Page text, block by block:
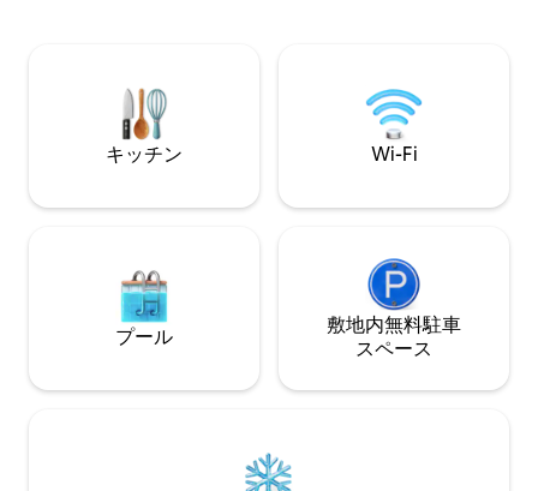
方のヴィラ・カス
ださい...
キッチン Wi-Fi
プール
敷地内無料駐⁠車
ス⁠ペ⁠ー⁠ス